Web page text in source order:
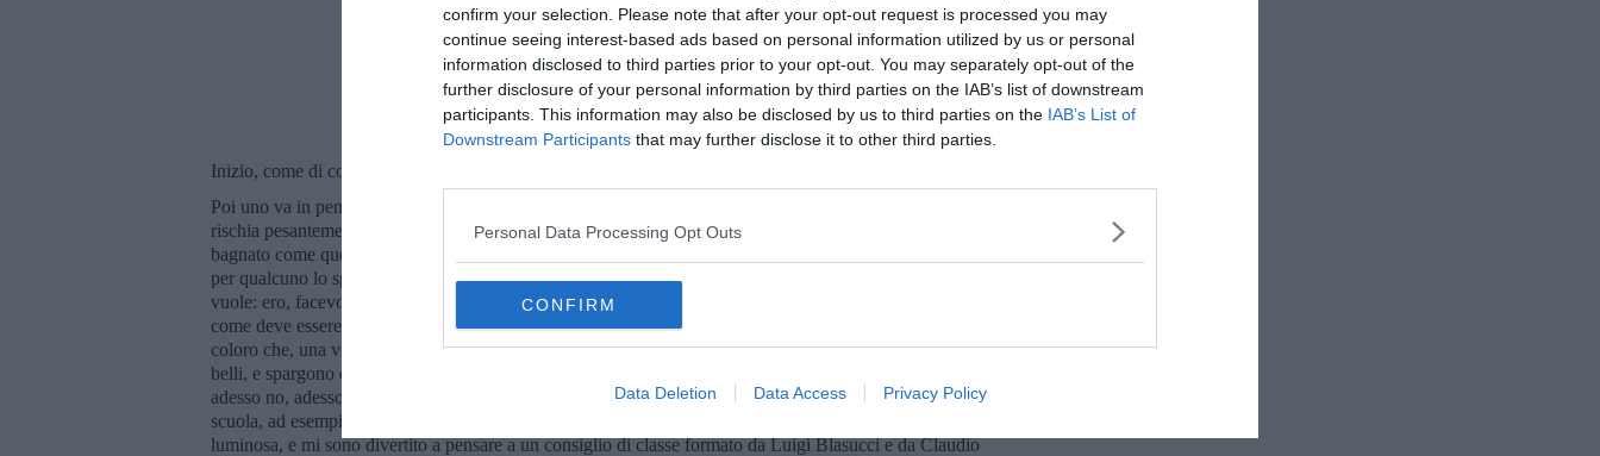
confirm your selection. Please note that after your opt-out request is processed you may
continue seeing interest-based ads based on personal information utilized by us or personal
information disclosed to third parties prior to your opt-out. You may separately opt-out of the
further disclosure of your personal information by third parties on the IAB’s list of downstream
participants. This information may also be disclosed by us to third parties on the IAB’s List of
Downstream Participants that may further disclose it to other third parties.
Personal Data Processing Opt Outs
CONFIRM
Data Deletion Data Access Privacy Policy
Inizio, come di consueto, dalla prefazione, scritta dall’autore:
Poi uno va in pensione e la sua vita professionale diventa improvvisamente passato, come una vicenda che
rischia pesantemente di farsi elegia, e si finisce per interpretare le cose che ti circondano con l’occhio
bagnato come quello dei cani, come una gioventù bella e perduta, che rende tutto commovente. Per carità,
per qualcuno lo sguardo appannato sui nostri capelli neri e all’ombra delle fanciulle in fiore è quello che ci
vuole: ero, facevo, dicevo … Per altri invece è l’inizio di una nuova fase della vita, breve e col fiato corto
come deve essere quando si arriva da qualche parte, se sia la meta non so. Ma il modo peggiore è forse di
coloro che, una volta in pensione, ricoprono di melassa e marzapane i buoni secoli andati, quelli sì davvero
belli, e spargono qualcosa, che è bene non dire, sul presente. Quel che facevamo noi, come eravamo noi,
adesso no, adesso è tutto brutto. E’ un modo per anestetizzare, forse, la malinconia della fine. Prendete la
scuola, ad esempio. Anni fa, in una scuola famosa, insegnarono personaggi destinati a una carriera
luminosa, e mi sono divertito a pensare a un consiglio di classe formato da Luigi Blasucci e da Claudio